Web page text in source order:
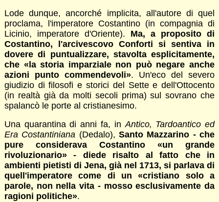
Lode dunque, ancorché implicita, all'autore di quel
proclama, l'imperatore Costantino (in compagnia di
Licinio, imperatore d'Oriente). Ma, a proposito di
Costantino, l'arcivescovo Conforti si sentiva in
dovere di puntualizzare, stavolta esplicitamente,
che «la storia imparziale non può negare anche
azioni punto commendevoli». Un'eco del severo
giudizio di filosofi e storici del Sette e dell'Ottocento
(in realtà già da molti secoli prima) sul sovrano che
spalancò le porte al cristianesimo.
Una quarantina di anni fa, inAntico, Tardoantico ed
Era Costantiniana (Dedalo),Santo Mazzarino - che
pure considerava Costantino «un grande
rivoluzionario» - diede risalto al fatto che in
ambienti pietisti di Jena, già nel 1713, si parlava di
quell'imperatore come di un «cristiano solo a
parole, non nella vita - mosso esclusivamente da
ragioni politiche».